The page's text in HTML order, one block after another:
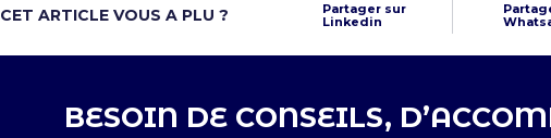
CET ARTICLE VOUS A PLU ?
Partager sur
Linkedin
BESOIN DE CONSEILS,